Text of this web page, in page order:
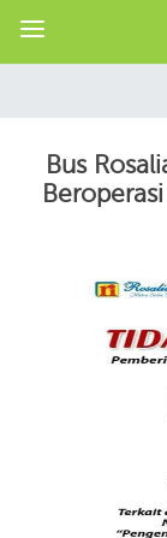
Bus